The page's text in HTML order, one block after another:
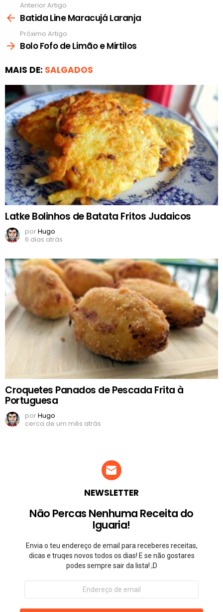
mais
Anterior Artigo
Batida Line Maracujá Laranja
Próximo Artigo
Bolo Fofo de Limão e Mirtilos
MAIS DE: SALGADOS
Latke Bolinhos de Batata Fritos Judaicos
porHugo
6 dias atrás
Croquetes Panados de Pescada Frita à
Portuguesa
porHugo
cerca de um mês atrás
NEWSLETTER
Não Percas Nenhuma Receita do
Iguaria!
Envia o teu endereço de email para receberes receitas,
dicas e truqes novos todos os dias! E se não gostares
podes sempre sair da lista! ;D
Endereço
email